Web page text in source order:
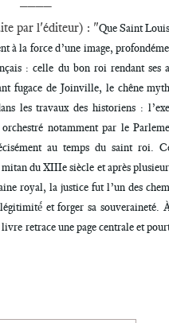
par l'éditeur) : "Que Saint
à la force d’une image,
: celle du bon roi rendant ses
fugace de Joinville, le chêne
les travaux des historiens :
notamment par le
au temps du saint roi.
du XIIIe siècle et après
royal, la justice fut l’un des
et forger sa souveraineté.
retrace une page centrale et